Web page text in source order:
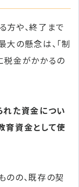
方や、終了まで
の懸念は、「制
税金がかかるの
れた資金につい
育資金として使
のの、既存の契